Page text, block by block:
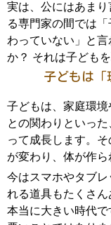
実は、公にはあま
る専門家の間では
わっていない」と
か？ それは子ども
子どもは「
子どもは、家庭環
との関わりといっ
って成長します。
が変わり、体が作ら
今はスマホやタブレ
れる道具もたくさ
本当に大きい時代